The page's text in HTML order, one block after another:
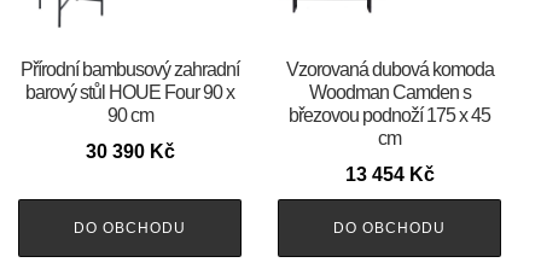
Přírodní bambusový zahradní
barový stůl HOUE Four 90 x
90 cm
30 390 Kč
DO OBCHODU
Vzorovaná dubová komoda
Woodman Camden s
březovou podnoží 175 x 45
cm
13 454 Kč
DO OBCHODU